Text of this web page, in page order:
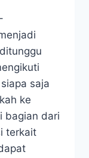
saja
ke
bagian dari
terkait